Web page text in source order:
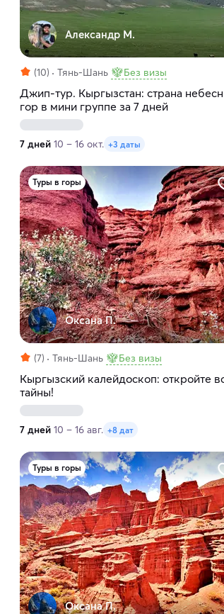
Александр М.
(10) Тянь-Шань Без визы
Джип-тур. Кыргызстан: страна
гор в мини группе за 7 дней
7 дней 10 – 16 окт. +3 даты
Туры в горы
Оксана П.
(7) Тянь-Шань Без визы
Кыргызский калейдоскоп: откройте
тайны!
7 дней 10 – 16 авг. +8 дат
Туры в горы
Оксана П.